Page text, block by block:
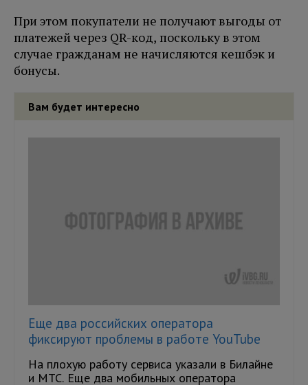
При этом покупатели не получают выгоды от
платежей через QR-код, поскольку в этом
случае гражданам не начисляются кешбэк и
бонусы.
Вам будет интересно
Еще два российских оператора
фиксируют проблемы в работе YouTube
На плохую работу сервиса указали в Билайне
и МТС. Еще два мобильных оператора